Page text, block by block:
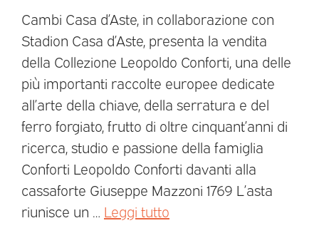
Cambi Casa d’Aste, in collaborazione con
Stadion Casa d’Aste, presenta la vendita
della Collezione Leopoldo Conforti, una delle
più importanti raccolte europee dedicate
all’arte della chiave, della serratura e del
ferro forgiato, frutto di oltre cinquant’anni di
ricerca, studio e passione della famiglia
Conforti Leopoldo Conforti davanti alla
cassaforte Giuseppe Mazzoni 1769 L’asta
riunisce un … Leggi tutto